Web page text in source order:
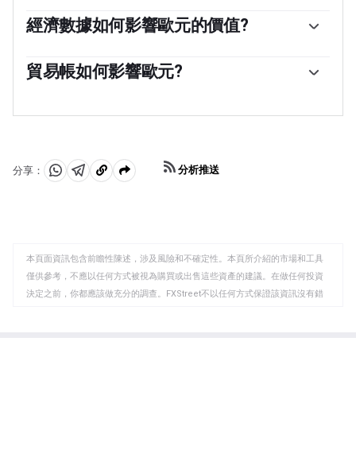
或者更高利率的預期——通常對歐元有利，反之亦然。歐洲
蒂娜·拉加德在內的六個常任理事國做出的。」
歐元的重要計量經濟指標。如果通貨膨脹率高於預期，特
別是高於歐洲央行2%的目標，歐洲央行就不得不提高利率
歐元有利，因為它使該地區作為全球投資者投資的地方更
經濟數據如何影響歐元的價值?
影響。GDP、製造業和服務業pmi、就業和消費者信心調
查等指標都可能影響歐元的走向。強勁的經濟有利於歐
提高利率，這將直接增強歐元。否則，如果經濟數據疲
濟的75%。」
貿易帳如何影響歐元?
個國家在一定時期內出口收入與進口支出之間的差額。如
值。因此，凈貿易余額為正會使貨幣走強，反之亦然。」
分享：
分 分 複
板
分析推送
本頁面資訊包含前瞻性陳述，涉及風險和不確定性。本頁所介紹的市場和工具
僅供參考，不應以任何方式被視為購買或出售這些資產的建議。在做任何投資
決定之前，你都應該做充分的調查。FXStreet不以任何方式保證該資訊沒有錯